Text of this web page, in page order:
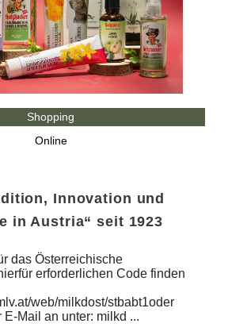
Shopping
Online
Innovation und
in Austria“ seit 1923
das Österreichische
erforderlichen Code finden
web/milkdost/stbabt1oder
Mail an unter: milkd ...